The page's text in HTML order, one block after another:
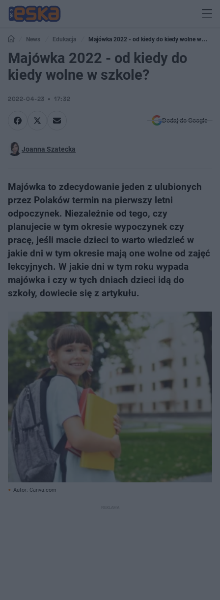
News Edukacja
Majówka 2022 - od kiedy do kiedy wolne w
szkole?
Majówka 2022 - od kiedy do
kiedy wolne w szkole?
2022-04-23 17:32
Dodaj do Google
Joanna Szatecka
Majówka to zdecydowanie jeden z ulubionych
przez Polaków termin na pierwszy letni
odpoczynek. Niezależnie od tego, czy
planujecie w tym okresie wypoczynek czy
pracę, jeśli macie dzieci to warto wiedzieć w
jakie dni w tym okresie mają one wolne od zajęć
lekcyjnych. W jakie dni w tym roku wypada
majówka i czy w tych dniach dzieci idą do
szkoły, dowiecie się z artykułu.
Autor: Canva.com